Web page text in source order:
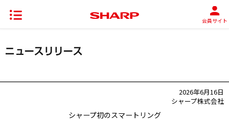
会員サイト
2026年6月16日
シャープ株式会社
シャープ初のスマートリング